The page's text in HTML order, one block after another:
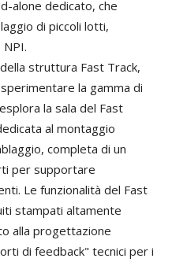
alone dedicato, che
di piccoli lotti,
struttura Fast Track,
la gamma di
la sala del Fast
al montaggio
completa di un
per supportare
Le funzionalità del Fast
stampati altamente
alla progettazione
di feedback" tecnici per i